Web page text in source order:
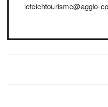
leteichtourisme@agglo-